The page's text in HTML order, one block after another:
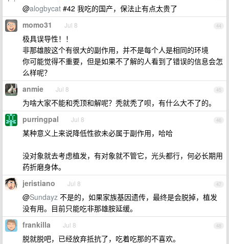
@alogbycat #42 我吃的国产，保法止有点太贵了
44
momo31 Jul 8
极具误导性！！
非那雄胺这个有很大的副作用，并不是每个人是相同的环境
你可能觉得不重要，但是如果不了解的人看到了错误的信息会怎
么样呢？
45
anmie Jul 8
为啥大家不能和秃顶和解呢？秃就秃了呗，有什么大不了的。
46
purringpal Jul 8
某种意义上来说降低性欲未必属于副作用，哈哈
没对象就去考虑植发，有对象就不管它，光头都行，何必长期用
药折磨身体。
47
jeristiano Jul 8
@Sundayz 不是的，如果家族基因遗传，最终是会脱掉，植发
没有用。目前只能吃非那雄胺延缓。
48
frankilla Jul 8
脱就脱吧，已经放弃抵抗了，吃着吃那的不喜欢。